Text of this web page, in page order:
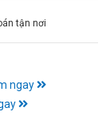
tận nơi
ngay